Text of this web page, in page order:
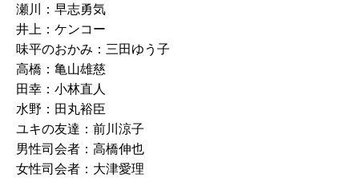
瀬川：早志勇気
井上：ケンコー
味平のおかみ：三田ゆう子
高橋：亀山雄慈
田幸：小林直人
水野：田丸裕臣
ユキの友達：前川涼子
男性司会者：高橋伸也
女性司会者：大津愛理